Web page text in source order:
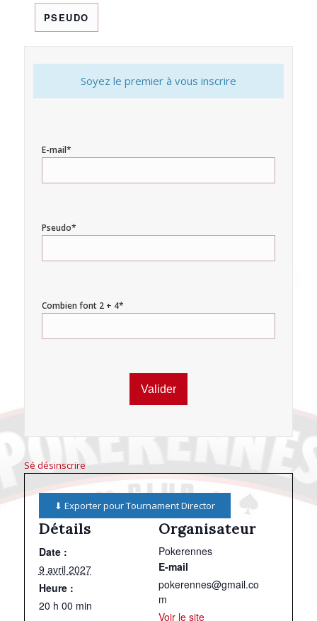
PSEUDO
Soyez le premier à vous inscrire
E-mail*
Pseudo*
Combien font 2 + 4*
Sé désinscrire
Détails
Date :
9 avril 2027
Heure :
20 h 00 min
Organisateur
Pokerennes
E-mail
pokerennes@gmail.co
m
Voir le site
⬇ Exporter pour Tournament Director